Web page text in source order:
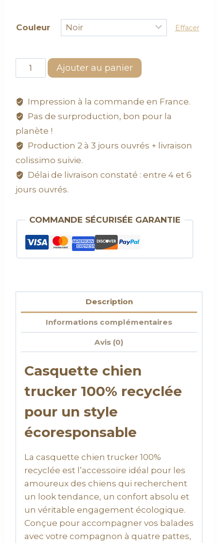
Couleur Effacer
Ajouter au panier
Impression à la commande en France.
Pas de surproduction, bon pour la
planète !
Production 2 à 3 jours ouvrés + livraison
colissimo suivie.
Délai de livraison constaté : entre 4 et 6
jours ouvrés.
COMMANDE SÉCURISÉE GARANTIE
Description
Informations complémentaires
Avis (0)
Casquette chien
trucker 100% recyclée
pour un style
écoresponsable
La casquette chien trucker 100%
recyclée est l’accessoire idéal pour les
amoureux des chiens qui recherchent
un look tendance, un confort absolu et
un véritable engagement écologique.
Conçue pour accompagner vos balades
avec votre compagnon à quatre pattes,